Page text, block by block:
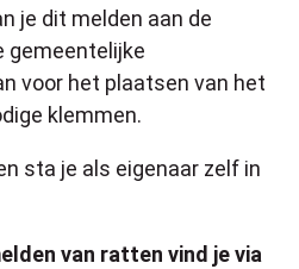
je dit melden aan de
gemeentelijke
voor het plaatsen van het
klemmen.
sta je als eigenaar zelf in
van ratten vind je via